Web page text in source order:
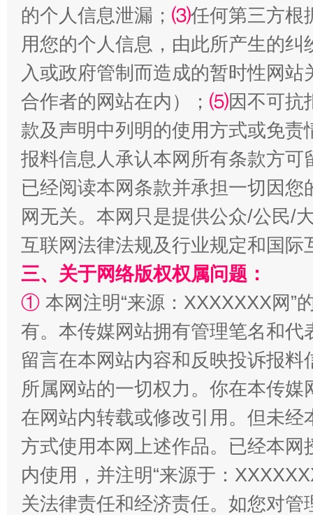
镜头丨大暑三秋近 山西：
如何以同查同治破解风腐交织难题 养老服
一颗心始终滚烫 还
的个人信息泄漏； ⑶任何第三方根
用您的个人信息，由此所产生的纠
入或政府管制而造成的暂时性网
合作者的网站在内）； ⑸因不可抗
款及声明中列明的使用方式或免责
报料信息人承认本网所有条款方
已经阅读本网条款并承担一切因
网无关。本网只是提供公众/公民/
互联网法律法规及行业规定和国
三、关于网络版权权属问题：
① 本网注明“来源：XXXXXXX网”
有。本传媒网站拥有管理笔名和
留言在本网站内容和反映投诉报
所属网站的一切权力。你在本传
在网站内转载或修改引用。但未
方式使用本网上述作品。已经本
内使用，并注明“来源于：
关法律责任和经济责任。如您对